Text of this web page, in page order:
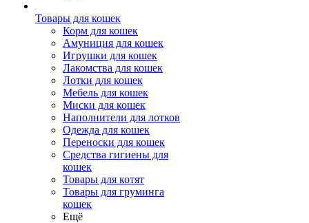
Товары для кошек
Корм для кошек
Амуниция для кошек
Игрушки для кошек
Лакомства для кошек
Лотки для кошек
Мебель для кошек
Миски для кошек
Наполнители для лотков
Одежда для кошек
Переноски для кошек
Средства гигиены для
кошек
Товары для котят
Товары для груминга
кошек
Ещё